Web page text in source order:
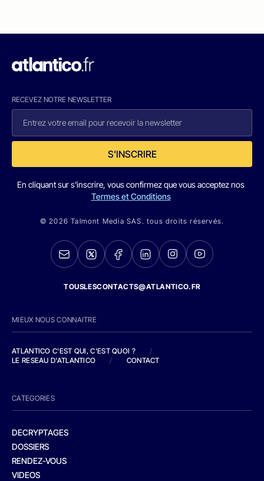
RECEVEZ NOTRE NEWSLETTER
S'INSCRIRE
En cliquant sur s'inscrire, vous confirmez que vous acceptez nos
Termes et Conditions
© 2026 Talmont Media SAS. tous droits réservés.
TOUSLESCONTACTS@ATLANTICO.FR
MIEUX NOUS CONNAITRE
ATLANTICO C'EST QUI, C'EST QUOI ?
/
LE RESEAU D'ATLANTICO
/ CONTACT
CATEGORIES
DECRYPTAGES
DOSSIERS
RENDEZ-VOUS
VIDEOS